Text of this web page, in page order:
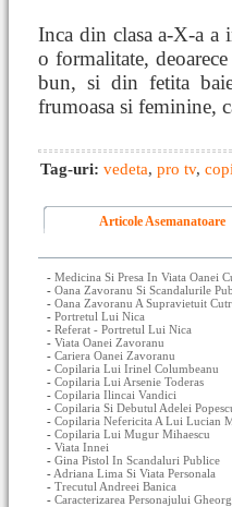
Inca din clasa a-X-a a
o formalitate,
bun, si din fetita
frumoasa si feminine,
Tag-uri: vedeta, pro tv,
Articole Asemanatoare
- Medicina Si Presa In Viata Oanei
- Oana Zavoranu Si Scandalurile
- Oana Zavoranu A Supravietuit
- Portretul Lui Nica
- Referat - Portretul Lui Nica
- Viata Oanei Zavoranu
- Cariera Oanei Zavoranu
- Copilaria Lui Irinel Columbeanu
- Copilaria Lui Arsenie Toderas
- Copilaria Ilincai Vandici
- Copilaria Si Debutul Adelei
- Copilaria Nefericita A Lui Lucian
- Copilaria Lui Mugur Mihaescu
- Viata Innei
- Gina Pistol In Scandaluri Publice
- Adriana Lima Si Viata Personala
- Trecutul Andreei Banica
- Caracterizarea Personajului